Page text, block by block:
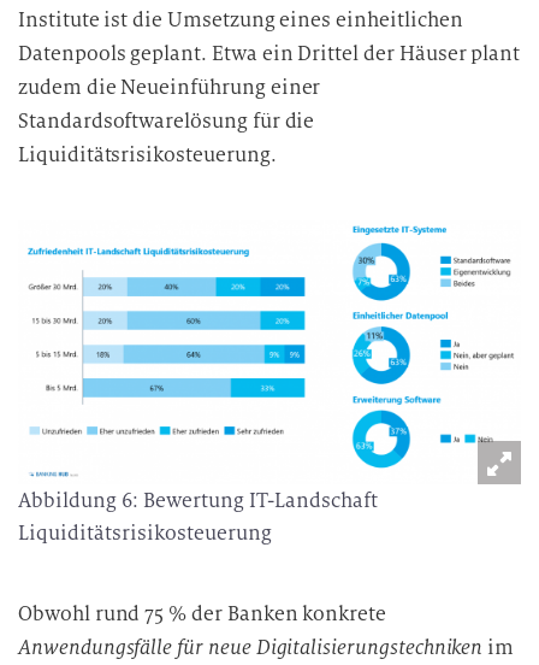
Institute ist die Umsetzung eines einheitlichen
Datenpools geplant. Etwa ein Drittel der Häuser plant
zudem die Neueinführung einer
Standardsoftwarelösung für die
Liquiditätsrisikosteuerung.
Abbildung 6: Bewertung IT-Landschaft
Liquiditätsrisikosteuerung
Obwohl rund 75 % der Banken konkrete
Anwendungsfälle für neue Digitalisierungstechniken im